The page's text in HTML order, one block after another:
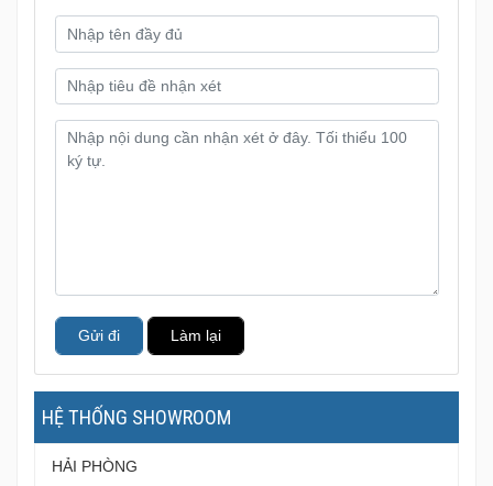
Gửi đi Làm lại
HỆ THỐNG SHOWROOM
HẢI PHÒNG